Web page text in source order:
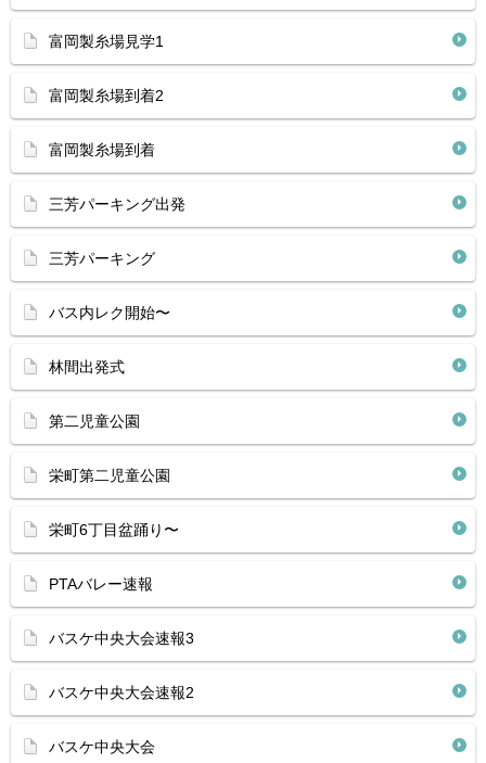
富岡製糸場見学1
富岡製糸場到着2
富岡製糸場到着
三芳パーキング出発
三芳パーキング
バス内レク開始〜
林間出発式
第二児童公園
栄町第二児童公園
栄町6丁目盆踊り〜
PTAバレー速報
バスケ中央大会速報3
バスケ中央大会速報2
バスケ中央大会